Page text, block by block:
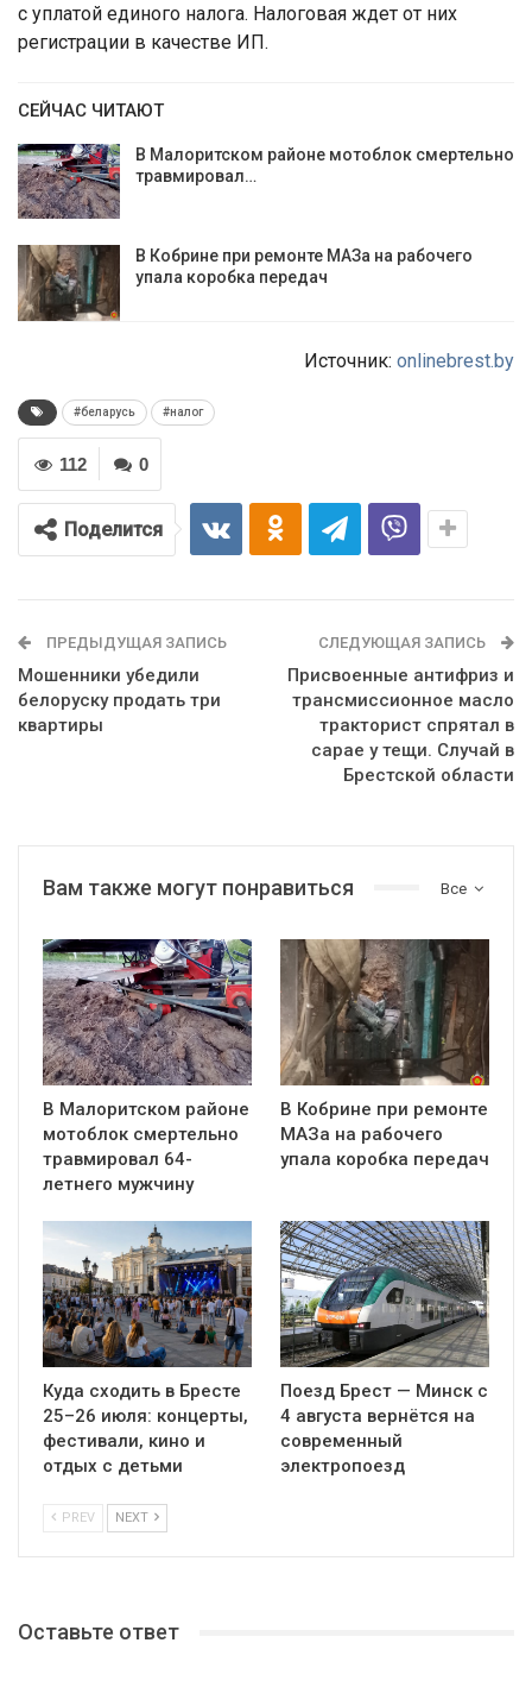
с уплатой единого налога. Налоговая ждет от них
регистрации в качестве ИП.
СЕЙЧАС ЧИТАЮТ
В Малоритском районе мотоблок смертельно
травмировал…
В Кобрине при ремонте МАЗа на рабочего
упала коробка передач
Источник: onlinebrest.by
#беларусь #налог
0
112
Поделится
ПРЕДЫДУЩАЯ ЗАПИСЬ
Мошенники убедили
белоруску продать три
квартиры
СЛЕДУЮЩАЯ ЗАПИСЬ
Присвоенные антифриз и
трансмиссионное масло
тракторист спрятал в
сарае у тещи. Случай в
Брестской области
Все
Вам также могут понравиться
В Малоритском районе
мотоблок смертельно
травмировал 64-
летнего мужчину
В Кобрине при ремонте
МАЗа на рабочего
упала коробка передач
Куда сходить в Бресте
25–26 июля: концерты,
фестивали, кино и
отдых с детьми
Поезд Брест — Минск с
4 августа вернётся на
современный
электропоезд
PREV NEXT
Оставьте ответ